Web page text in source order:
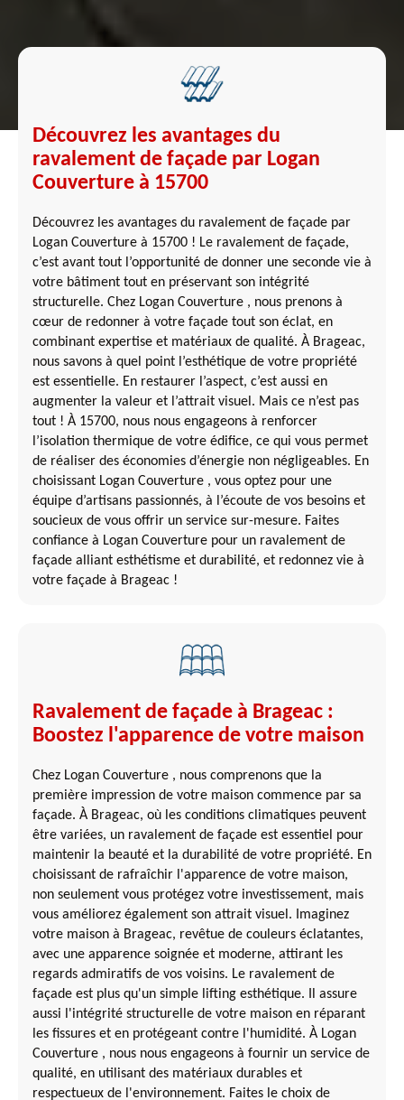
Découvrez les avantages du
ravalement de façade par Logan
Couverture à 15700
Découvrez les avantages du ravalement de façade par
Logan Couverture à 15700 ! Le ravalement de façade,
c’est avant tout l’opportunité de donner une seconde vie à
votre bâtiment tout en préservant son intégrité
structurelle. Chez Logan Couverture , nous prenons à
cœur de redonner à votre façade tout son éclat, en
combinant expertise et matériaux de qualité. À Brageac,
nous savons à quel point l’esthétique de votre propriété
est essentielle. En restaurer l’aspect, c’est aussi en
augmenter la valeur et l’attrait visuel. Mais ce n’est pas
tout ! À 15700, nous nous engageons à renforcer
l’isolation thermique de votre édifice, ce qui vous permet
de réaliser des économies d’énergie non négligeables. En
choisissant Logan Couverture , vous optez pour une
équipe d’artisans passionnés, à l’écoute de vos besoins et
soucieux de vous offrir un service sur-mesure. Faites
confiance à Logan Couverture pour un ravalement de
façade alliant esthétisme et durabilité, et redonnez vie à
votre façade à Brageac !
Ravalement de façade à Brageac :
Boostez l'apparence de votre maison
Chez Logan Couverture , nous comprenons que la
première impression de votre maison commence par sa
façade. À Brageac, où les conditions climatiques peuvent
être variées, un ravalement de façade est essentiel pour
maintenir la beauté et la durabilité de votre propriété. En
choisissant de rafraîchir l'apparence de votre maison,
non seulement vous protégez votre investissement, mais
vous améliorez également son attrait visuel. Imaginez
votre maison à Brageac, revêtue de couleurs éclatantes,
avec une apparence soignée et moderne, attirant les
regards admiratifs de vos voisins. Le ravalement de
façade est plus qu'un simple lifting esthétique. Il assure
aussi l'intégrité structurelle de votre maison en réparant
les fissures et en protégeant contre l'humidité. À Logan
Couverture , nous nous engageons à fournir un service de
qualité, en utilisant des matériaux durables et
respectueux de l'environnement. Faites le choix de